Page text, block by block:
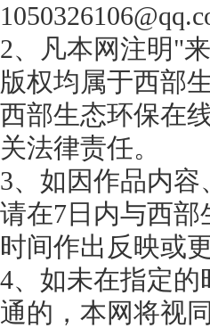
2、凡本网注明"
版权均属于西部
西部生态环保在
关法律责任。
3、如因作品内
请在7日内与西
时间作出反映或更
4、如未在指定
通的，本网将视